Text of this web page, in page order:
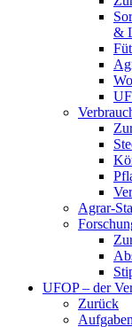
&
Agrar-
UFOP – der
Zurück